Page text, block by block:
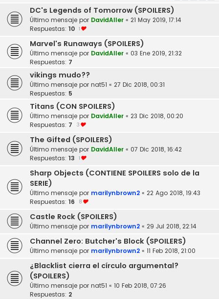
DC's Legends of Tomorrow (SPOILERS)
Último mensaje por DavidAller « 21 May 2019, 17:14
Respuestas: 10 1
Marvel's Runaways (SPOILERS)
Último mensaje por DavidAller « 03 Ene 2019, 21:32
Respuestas: 7
vikings mudo??
Último mensaje por nat51 « 27 Dic 2018, 00:31
Respuestas: 5
Titans (CON SPOILERS)
Último mensaje por DavidAller « 23 Dic 2018, 00:20
Respuestas: 7 3
The Gifted (SPOILERS)
Último mensaje por DavidAller « 07 Dic 2018, 16:42
Respuestas: 13 1
Sharp Objects (CONTIENE SPOILERS solo de la
SERIE)
Último mensaje por marilynbrown2 « 22 Ago 2018, 19:43
Respuestas: 16 8
Castle Rock (SPOILERS)
Último mensaje por marilynbrown2 « 29 Jul 2018, 22:14
Channel Zero: Butcher's Block (SPOILERS)
Último mensaje por marilynbrown2 « 11 Feb 2018, 21:00
¿Blacklist cierra el círculo argumental?
(SPOILERS)
Último mensaje por nat51 « 10 Feb 2018, 07:26
Respuestas: 2